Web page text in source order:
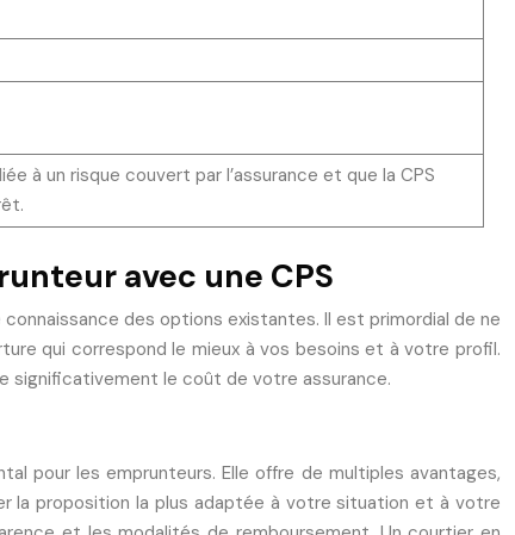
à un risque couvert par l’assurance et que la CPS
avec une CPS
des options existantes. Il est primordial de ne
qui correspond le mieux à vos besoins et à votre profil.
significativement le coût de votre assurance.
pour les emprunteurs. Elle offre de multiples avantages,
la proposition la plus adaptée à votre situation et à votre